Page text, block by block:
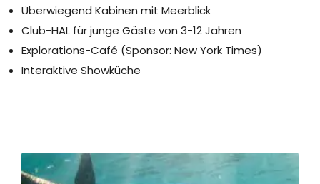
Überwiegend Kabinen mit Meerblick
Club-HAL für junge Gäste von 3-12 Jahren
Explorations-Café (Sponsor: New York Times)
Interaktive Showküche